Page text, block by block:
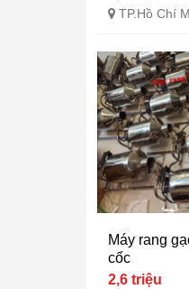
TP.Hồ Chí
Máy rang
cốc
2,6 triệu